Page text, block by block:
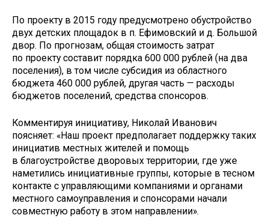
По проекту в 2015 году предусмотрено обустройство
двух детских площадок в п. Ефимовский и д. Большой
двор. По прогнозам, общая стоимость затрат
по проекту составит порядка 600 000 рублей (на два
поселения), в том числе субсидия из областного
бюджета 460 000 рублей, другая часть — расходы
бюджетов поселений, средства спонсоров.
Комментируя инициативу, Николай Иванович
поясняет: «Наш проект предполагает поддержку таких
инициатив местных жителей и помощь
в благоустройстве дворовых территории, где уже
наметились инициативные группы, которые в тесном
контакте с управляющими компаниями и органами
местного самоуправления и спонсорами начали
совместную работу в этом направлении».